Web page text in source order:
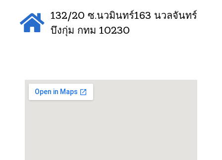
132/20 ซ.นวมินทร์163 นวลจันทร์
บึงกุ่ม กทม 10230